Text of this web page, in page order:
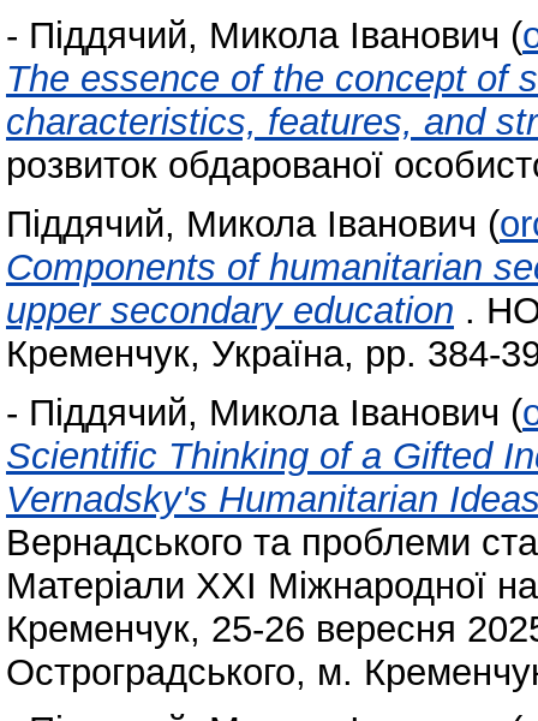
- Піддячий, Микола Іванович (
The essence of the concept of
characteristics, features, and
розвиток обдарованої
Піддячий, Микола Іванович (
Components of humanitarian
upper secondary education .
Кременчук, Україна, pp. 384-
- Піддячий, Микола Іванович (
Scientific Thinking of a Gifted
Vernadsky's Humanitarian
Вернадського та проблеми
Матеріали ХХІ Міжнародної
Кременчук, 25-26 вересня
Остроградського, м.